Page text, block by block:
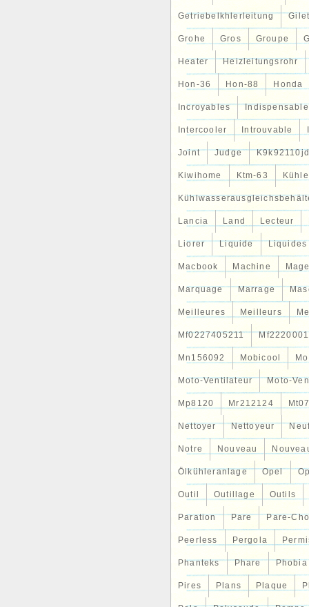
Getriebelkhlerleitung
Grohe Gros Groupe
Heater Heizleitungsrohr
Hon-36 Hon-88 Honda
Incroyables Indispensable
Intercooler Introuvable
Joint Judge
Kiwihome Ktm-63
Lancia Land Lecteur
Liorer Liquide Liquides
Macbook Machine
Marquage Marrage
Meilleures Meilleurs
Mf0227405211
Mn156092 Mobicool
Moto-Ventilateur Moto-
Mp8120 Mr212124 Mt07
Nettoyer Nettoyeur
Notre Nouveau
Ölkühleranlage Opel
Outil Outillage Outils
Paration Pare Pare-
Peerless Pergola
Phanteks Phare Phobia
Pires Plans Plaque